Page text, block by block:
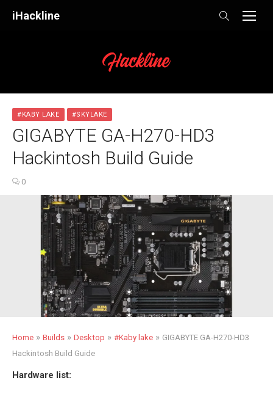
iHackline
#KABY LAKE #SKYLAKE
GIGABYTE GA-H270-HD3
Hackintosh Build Guide
0
Home » Builds » Desktop » #Kaby lake » GIGABYTE GA-H270-HD3
Hackintosh Build Guide
Hardware list: